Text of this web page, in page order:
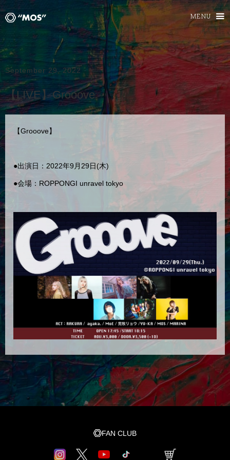
MENU
September 29, 2022
【LIVE】Grooove
【Grooove】
●出演日：2022年9月29日(木)
●会場：ROPPONGI unravel tokyo
FAN CLUB